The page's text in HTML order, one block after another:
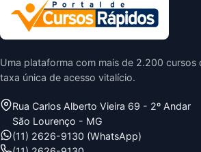
Uma plataforma com mais de 2.200 cursos
taxa única de acesso vitalício.
Rua Carlos Alberto Vieira 69 - 2º Andar
São Lourenço - MG
(11) 2626-9130 (WhatsApp)